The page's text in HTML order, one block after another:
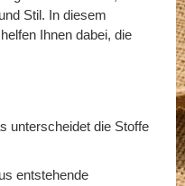
Stil. In diesem
Ihnen dabei, die
unterscheidet die Stoffe
entstehende